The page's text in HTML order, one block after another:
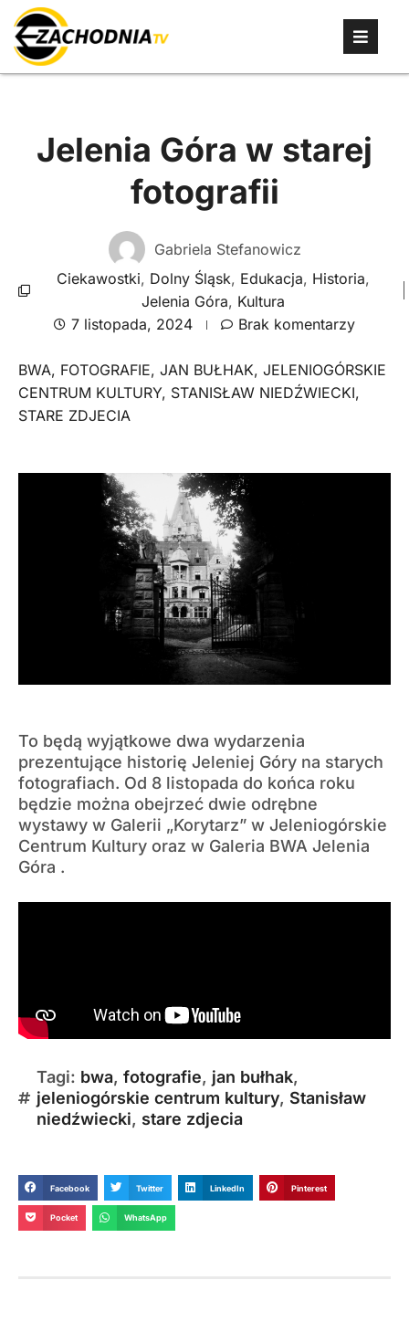
Jelenia Góra w starej
fotografii
Gabriela Stefanowicz
Ciekawostki, Dolny Śląsk, Edukacja, Historia,
Jelenia Góra, Kultura
7 listopada, 2024
Brak komentarzy
BWA, FOTOGRAFIE, JAN BUŁHAK, JELENIOGÓRSKIE
CENTRUM KULTURY, STANISŁAW NIEDŹWIECKI,
STARE ZDJECIA
To będą wyjątkowe dwa wydarzenia
prezentujące historię Jeleniej Góry na starych
fotografiach. Od 8 listopada do końca roku
będzie można obejrzeć dwie odrębne
wystawy w Galerii „Korytarz” w Jeleniogórskie
Centrum Kultury oraz w Galeria BWA Jelenia
Góra .
Tagi: bwa, fotografie, jan bułhak,
jeleniogórskie centrum kultury, Stanisław
niedźwiecki, stare zdjecia
Facebook Twitter LinkedIn Pinterest
Pocket WhatsApp